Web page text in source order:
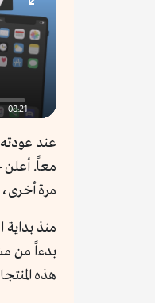
08:21
Enter
fullscreen
مرة أخرى،
منذ بداية
هذه